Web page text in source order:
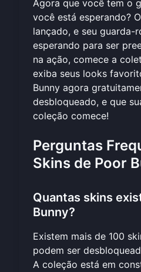
Agora que você tem o
você está esperando?
lançado, e seu guarda-
esperando para ser
na ação, comece a
exiba seus looks
Bunny agora
desbloqueado, e que
coleção comece!
Perguntas
Skins de Poor
Quantas skins
Bunny?
Existem mais de 100
podem ser
A coleção está em